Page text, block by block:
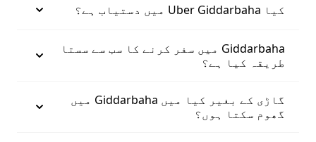
کیا Uber Giddarbaha میں دستیاب ہے؟
Giddarbaha میں سفر کرنے کا سب سے سستا
طریقہ کیا ہے؟
گاڑی کے بغیر کیا میں Giddarbaha میں
گھوم سکتا ہوں؟